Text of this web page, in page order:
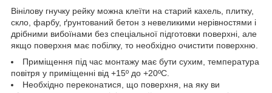
Вінілову гнучку рейку можна клеїти на старий кахель, плитку,
скло, фарбу, ґрунтований бетон з невеликими нерівностями і
дрібними вибоїнами без спеціальної підготовки поверхні, але
якщо поверхня має побілку, то необхідно очистити поверхню.
Приміщення під час монтажу має бути сухим, температура
повітря у приміщенні від +15º до +20ºС.
Необхідно переконатися, що поверхня, на яку ви